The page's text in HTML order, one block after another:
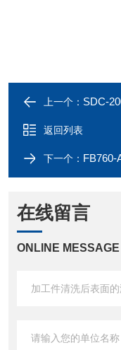
上一个： SDC-
返回列表
下一个： FB760-
在线留言
ONLINE MESSAGE